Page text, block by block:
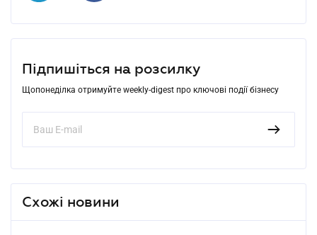
Підпишіться на розсилку
Щопонеділка отримуйте weekly-digest про ключові події бізнесу
Схожі новини